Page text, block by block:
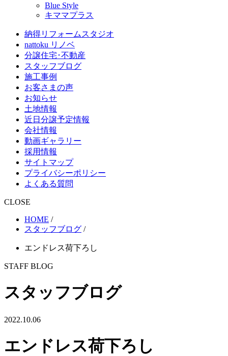
Blue Style
キママプラス
納得リフォームスタジオ
nattoku リノベ
分譲住宅･不動産
スタッフブログ
施工事例
お客さまの声
お知らせ
土地情報
近日分譲予定情報
会社情報
動画ギャラリー
採用情報
サイトマップ
プライバシーポリシー
よくある質問
CLOSE
HOME /
スタッフブログ /
エンドレス荷下ろし
STAFF BLOG
スタッフブログ
2022.10.06
エンドレス荷下ろし